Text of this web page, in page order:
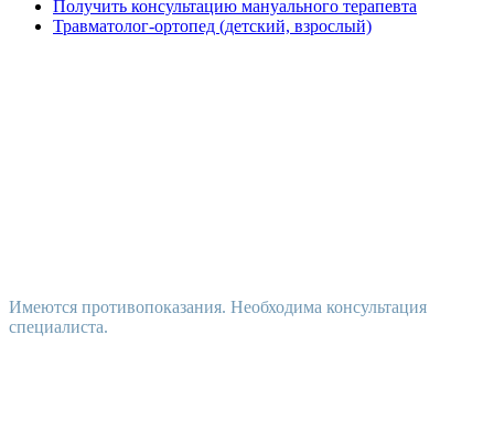
Получить консультацию мануального терапевта
Травматолог-ортопед (детский, взрослый)
Имеются противопоказания. Необходима консультация
специалиста.